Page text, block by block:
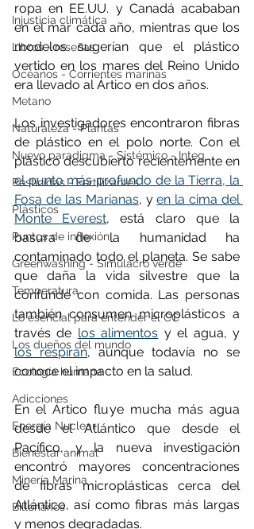
Injusticia climática
Libros - reseñas
Océanos - Corrientes marinas
Metano
Naturaleza - Plantas
Nuevo paradigma - Sistémico - Integ
Pesticidas - Fertilizantes
Plásticos
Puntos de inflexión
Greenwashing - Simulacro verde
Temperatura
Lo esencial para entender el CC
Los dueños del mundo
Ecología humana
Adicciones
Energía Nuclear
Bienestar animal
Minería Marina
Billonarios
ropa en EE.UU. y Canadá acababan
en el mar cada año, mientras que los
modelos sugerían que el plástico
vertido en los mares del Reino Unido
era llevado al Ártico en dos años.
Los investigadores encontraron fibras
de plástico en el polo norte. Con el
el punto más profundo de la Tierra, la
Fosa de las Marianas, y en la cima del
Monte Everest, está claro que la
basura de la humanidad ha
contaminado todo el planeta. Se sabe
que daña la vida silvestre que la
confunde con comida. Las personas
también consumen microplásticos a
través de los alimentos
los respiran, aunque todavía no se
conoce el impacto en la salud.
En el Ártico fluye mucha más agua
desde el Atlántico que desde el
Pacífico, y la nueva investigación
encontró mayores concentraciones
de fibras microplásticas cerca del
Atlántico, así como fibras más largas
y menos degradadas.